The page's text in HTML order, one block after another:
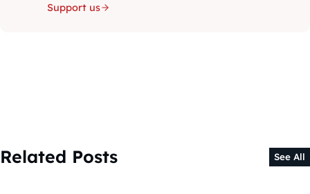
Support us
Related Posts See All